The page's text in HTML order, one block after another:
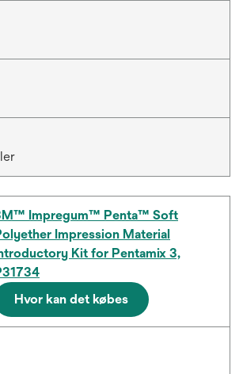
Impregum™ Penta™ Soft
Impression Material
Kit for Pentamix 3,
Hvor kan det købes